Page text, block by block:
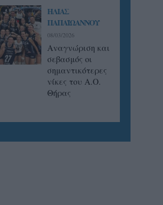
ΗΛΙΑΣ
ΠΑΠΑΪΩΑΝΝΟΥ
08/03/2026
Αναγνώριση και
σεβασμός οι
σημαντικότερες
νίκες του Α.Ο.
Θήρας